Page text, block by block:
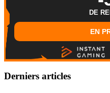
DE
EN
Derniers articles